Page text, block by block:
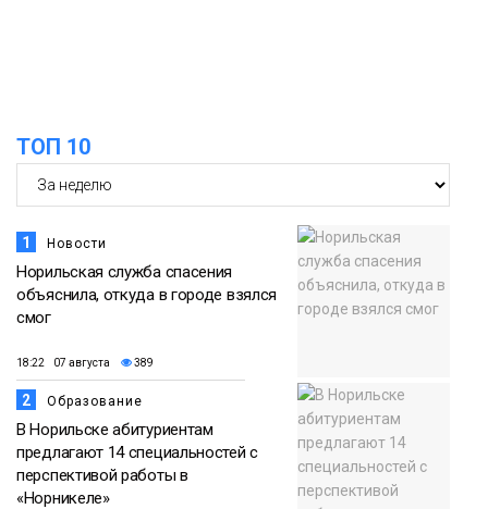
ТОП 10
1 Новости
Норильская служба спасения
объяснила, откуда в городе взялся
смог
18:22 07 августа 389
2 Образование
В Норильске абитуриентам
предлагают 14 специальностей с
перспективой работы в
«Норникеле»